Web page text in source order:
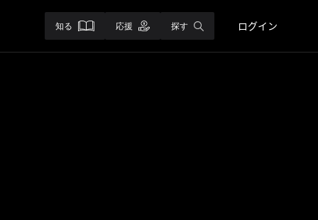
知る 応援 探す ログイン